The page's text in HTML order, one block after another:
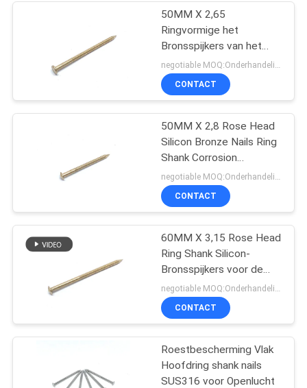
50MM X 2,65
Ringvormige het
Bronsspijkers van het
Groefsilicium, OEM
Vlakke Hoofdspijkers
negotiable MOQ:Onderhandeling
CONTACT
50MM X 2,8 Rose Head
Silicon Bronze Nails Ring
Shank Corrosion
Resistance
CONTACT
60MM X 3,15 Rose Head
Ring Shank Silicon-
Bronsspijkers voor de
Bootbouw
CONTACT
Roestbescherming Vlak
Hoofdring shank nails
SUS316 voor Openlucht